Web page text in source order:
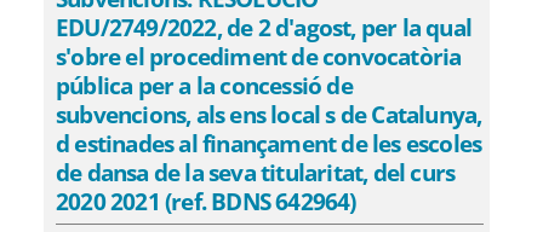
EDU/2749/2022, de 2 d'agost, per la qual
s'obre el procediment de convocatòria
pública per a la concessió de
subvencions, als ens local s de Catalunya,
d estinades al finançament de les escoles
de dansa de la seva titularitat, del curs
2020 2021 (ref. BDNS 642964)